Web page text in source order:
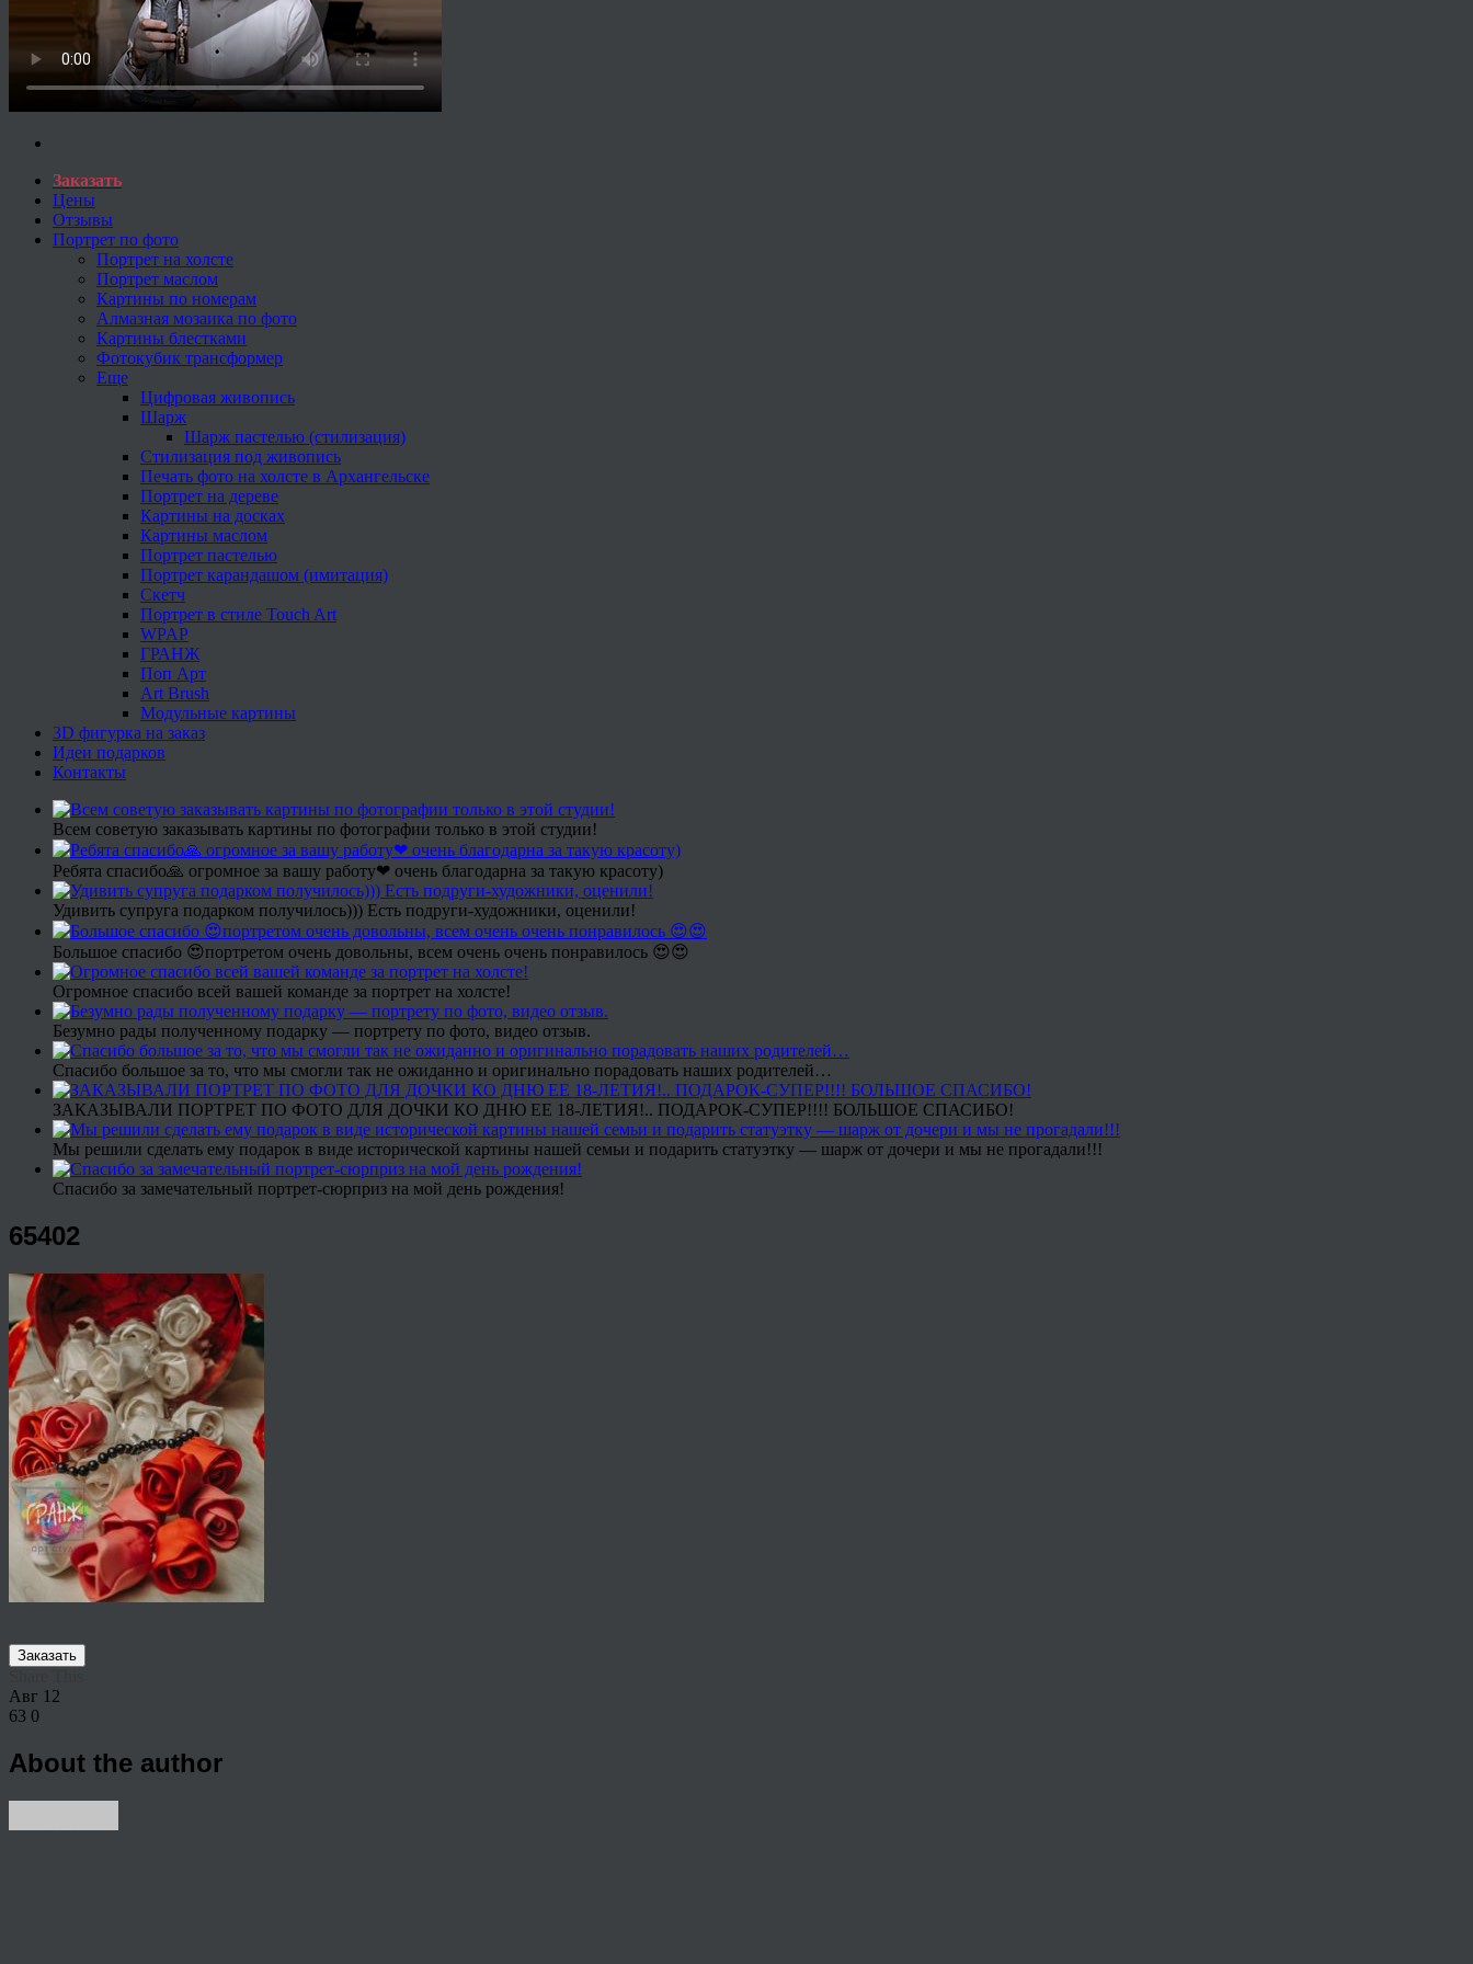
Заказать
Цены
Отзывы
Портрет по фото
Портрет на холсте
Портрет маслом
Картины по номерам
Алмазная мозаика по фото
Картины блестками
Фотокубик трансформер
Еще
Цифровая живопись
Шарж
Шарж пастелью (стилизация)
Стилизация под живопись
Печать фото на холсте в Архангельске
Портрет на дереве
Картины на досках
Картины маслом
Портрет пастелью
Портрет карандашом (имитация)
Скетч
Портрет в стиле Touch Art
WPAP
ГРАНЖ
Поп Арт
Art Brush
Модульные картины
3D фигурка на заказ
Идеи подарков
Контакты
Всем советую заказывать картины по фотографии только в этой студии!
Ребята спасибо🙏 огромное за вашу работу❤ очень благодарна за такую красоту)
Удивить супруга подарком получилось))) Есть подруги-художники, оценили!
Большое спасибо 😍портретом очень довольны, всем очень очень понравилось 😍😍
Огромное спасибо всей вашей команде за портрет на холсте!
Безумно рады полученному подарку — портрету по фото, видео отзыв.
Спасибо большое за то, что мы смогли так не ожиданно и оригинально порадовать наших родителей…
ЗАКАЗЫВАЛИ ПОРТРЕТ ПО ФОТО ДЛЯ ДОЧКИ КО ДНЮ ЕЕ 18-ЛЕТИЯ!.. ПОДАРОК-СУПЕР!!!! БОЛЬШОЕ СПАСИБО!
Мы решили сделать ему подарок в виде исторической картины нашей семьи и подарить статуэтку — шарж от дочери и мы не прогадали!!!
Спасибо за замечательный портрет-сюрприз на мой день рождения!
65402
Заказать
Авг 12
63 0
About the author